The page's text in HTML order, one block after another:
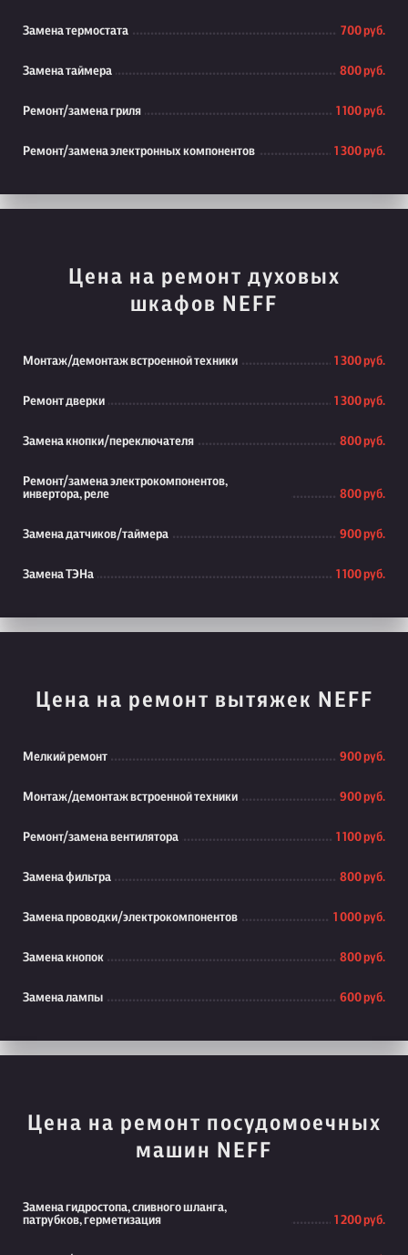
Замена термостата 700 руб.
Замена таймера 800 руб.
Ремонт/замена гриля 1 100 руб.
Ремонт/замена электронных компонентов 1 300 руб.
Цена на ремонт духовых
шкафов NEFF
Монтаж/демонтаж встроенной техники 1 300 руб.
Ремонт дверки 1 300 руб.
Замена кнопки/переключателя 800 руб.
Ремонт/замена электрокомпонентов,
инвертора, реле
800 руб.
Замена датчиков/таймера 900 руб.
Замена ТЭНа 1 100 руб.
Цена на ремонт вытяжек NEFF
Мелкий ремонт 900 руб.
Монтаж/демонтаж встроенной техники 900 руб.
Ремонт/замена вентилятора 1 100 руб.
Замена фильтра 800 руб.
Замена проводки/электрокомпонентов 1 000 руб.
Замена кнопок 800 руб.
Замена лампы 600 руб.
Цена на ремонт посудомоечных
машин NEFF
Замена гидростопа, сливного шланга,
патрубков, герметизация
1 200 руб.